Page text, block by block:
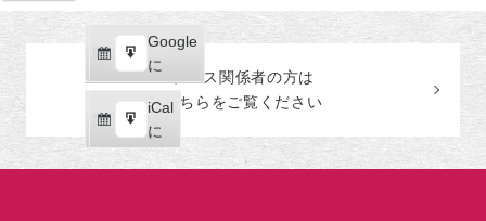
の
カ
テ
ゴ
示
Google
で
購
読
iCal
で
購
読
Google
に
エ
ク
ス
ポ
iCal
に
エ
ク
プレス関係者の方は
こちらをご覧ください